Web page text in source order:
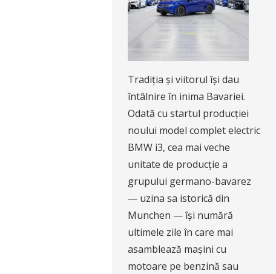
Tradiția și viitorul își dau
întâlnire în inima Bavariei.
Odată cu startul producției
noului model complet electric
BMW i3, cea mai veche
unitate de producție a
grupului germano-bavarez
— uzina sa istorică din
Munchen — își numără
ultimele zile în care mai
asamblează mașini cu
motoare pe benzină sau